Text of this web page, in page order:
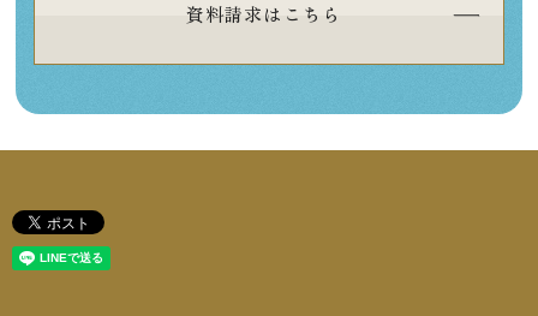
資料請求はこちら